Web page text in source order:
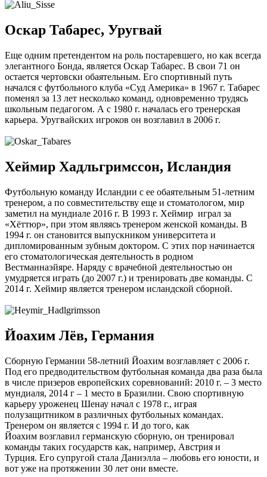
Оскар Табарес, Уругвай
Еще одним претендентом на роль постаревшего, но как всегда
элегантного Бонда, является Оскар Табарес. В свои 71 он
остается чертовски обаятельным. Его спортивный путь
начался с футбольного клуба «Суд Америка» в 1967 г. Табарес
поменял за 13 лет несколько команд, одновременно трудясь
школьным педагогом. А с 1980 г. началась его тренерская
карьера. Уругвайских игроков он возглавил в 2006 г.
Хеймир Хадльгримссон, Исландия
Футбольную команду Исландии с ее обаятельным 51-летним
тренером, а по совместительству еще и стоматологом, мир
заметил на мундиале 2016 г. В 1993 г. Хеймир играл за
«Хёттюр», при этом являясь тренером женской команды. В
1994 г. он становится выпускником университета и
дипломированным зубным доктором. С этих пор начинается
его стоматологическая деятельность в родном
Вестманнаэйяре. Наряду с врачебной деятельностью он
умудряется играть (до 2007 г.) и тренировать две команды. С
2014 г. Хеймир является тренером исландской сборной.
Йоахим Лёв, Германия
Сборную Германии 58-летний Йоахим возглавляет с 2006 г.
Под его предводительством футбольная команда два раза была
в числе призеров европейских соревнований: 2010 г. – 3 место
мундиаля, 2014 г – 1 место в Бразилии. Свою спортивную
карьеру уроженец Шенау начал с 1978 г., играя
полузащитником в различных футбольных командах.
Тренером он является с 1994 г. И до того, как
Йоахим возглавил германскую сборную, он тренировал
команды таких государств как, например, Австрия и
Турция. Его супругой стала Даниэлла – любовь его юности, и
вот уже на протяжении 30 лет они вместе.